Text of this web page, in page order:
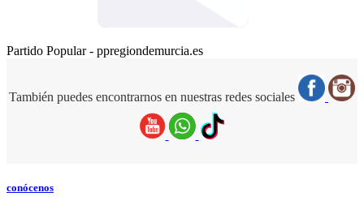
Partido Popular - ppregiondemurcia.es
También puedes encontrarnos en nuestras redes sociales
conócenos